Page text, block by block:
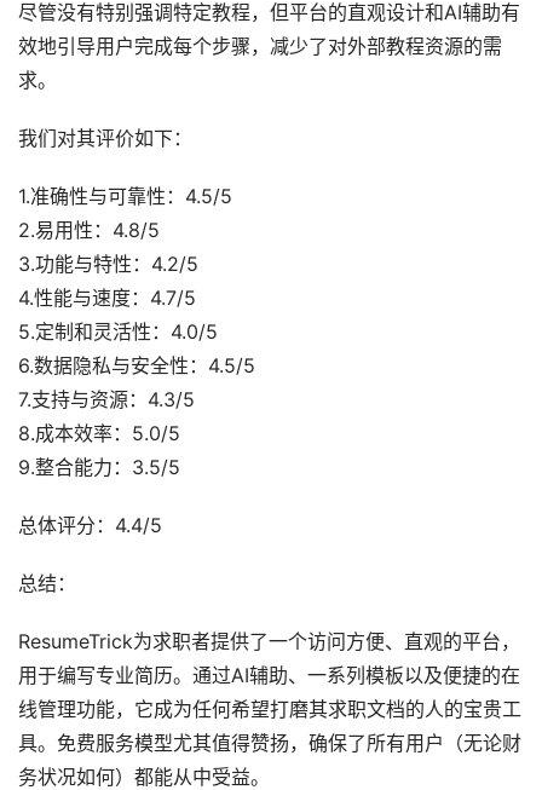
尽管没有特别强调特定教程，但平台的直观设计和AI辅助有
效地引导用户完成每个步骤，减少了对外部教程资源的需
求。
我们对其评价如下：
1.准确性与可靠性：4.5/5
2.易用性：4.8/5
3.功能与特性：4.2/5
4.性能与速度：4.7/5
5.定制和灵活性：4.0/5
6.数据隐私与安全性：4.5/5
7.支持与资源：4.3/5
8.成本效率：5.0/5
9.整合能力：3.5/5
总体评分：4.4/5
总结：
ResumeTrick为求职者提供了一个访问方便、直观的平台，
用于编写专业简历。通过AI辅助、一系列模板以及便捷的在
线管理功能，它成为任何希望打磨其求职文档的人的宝贵工
具。免费服务模型尤其值得赞扬，确保了所有用户（无论财
务状况如何）都能从中受益。